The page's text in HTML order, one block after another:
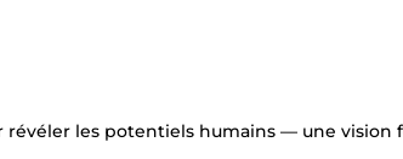
révéler les potentiels humains — une